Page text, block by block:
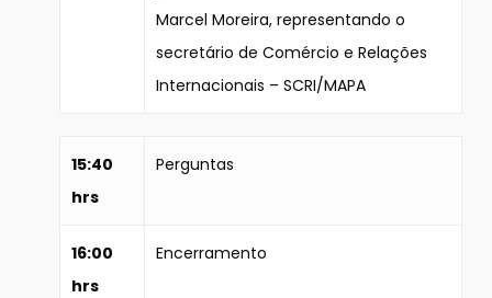
Marcel Moreira, representando o
secretário de Comércio e Relações
Internacionais – SCRI/MAPA
15:40
hrs
Perguntas
16:00
hrs
Encerramento